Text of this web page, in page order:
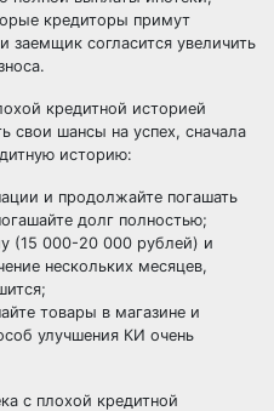
кредиторы примут
заемщик согласится увеличить
кредитной историей
свои шансы на успех, сначала
историю:
и продолжайте погашать
долг полностью;
(15 000-20 000 рублей) и
нескольких месяцев,
товары в магазине и
улучшения КИ очень
с плохой кредитной